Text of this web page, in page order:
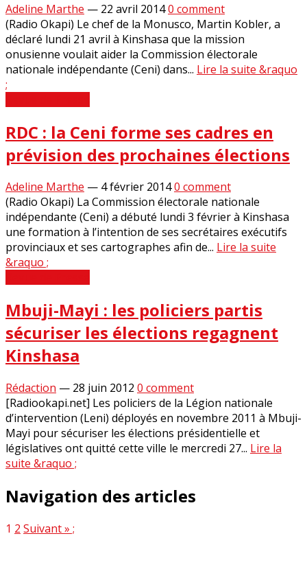
Adeline Marthe — 22 avril 20140 comment
(Radio Okapi) Le chef de la Monusco, Martin Kobler, a
déclaré lundi 21 avril à Kinshasa que la mission
onusienne voulait aider la Commission électorale
nationale indépendante (Ceni) dans... Lire la suite &raquo
;
RDC : la Ceni forme ses cadres en
prévision des prochaines élections
Adeline Marthe — 4 février 20140 comment
(Radio Okapi) La Commission électorale nationale
indépendante (Ceni) a débuté lundi 3 février à Kinshasa
une formation à l’intention de ses secrétaires exécutifs
provinciaux et ses cartographes afin de... Lire la suite
&raquo ;
Mbuji-Mayi : les policiers partis
sécuriser les élections regagnent
Kinshasa
Rédaction — 28 juin 2012 0 comment
[Radiookapi.net] Les policiers de la Légion nationale
d’intervention (Leni) déployés en novembre 2011 à Mbuji-
Mayi pour sécuriser les élections présidentielle et
législatives ont quitté cette ville le mercredi 27... Lire la
suite &raquo ;
Navigation des articles
1 2 Suivant » ;